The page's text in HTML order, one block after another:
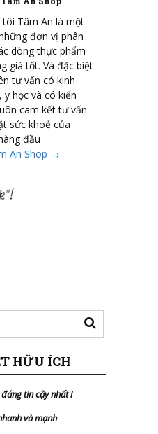
tôi Tâm An là một
đơn vị phân
dòng thực phẩm
giá tốt. Và đặc biệt
tư vấn có kinh
y học và có kiến
cam kết tư vấn
sức khoẻ của
đầu
An Shop →
HỮU ÍCH
tin cậy nhất!
và mạnh